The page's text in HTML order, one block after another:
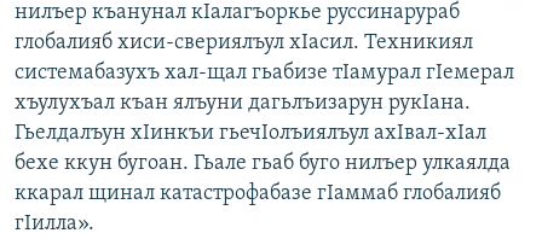
нилъер къанунал кIалагъоркье руссинарураб
глобалияб хиси-свериялъул хIасил. Техникиял
системабазухъ хал-щал гьабизе тIамурал гIемерал
хъулухъал къан ялъуни дагьлъизарун рукIанa.
Гьелдалъун хIинкъи гьечIолъиялъул ахIвал-хIал
бехе ккун бугоан. Гьале гьаб буго нилъер улкаялда
ккарал щинал катастрофабазе гIаммаб глобалияб
гIилла».